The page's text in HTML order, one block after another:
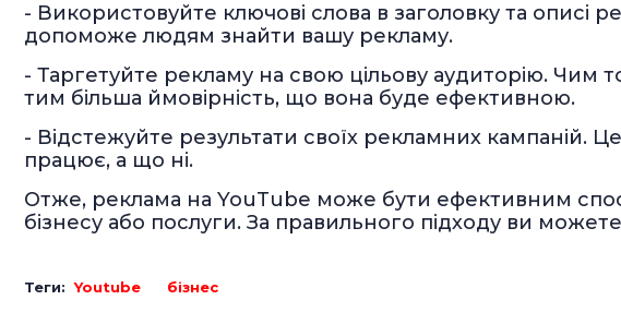
- Використовуйте ключові слова в заголовку та описі
допоможе людям знайти вашу рекламу.
- Таргетуйте рекламу на свою цільову аудиторію. Чим
тим більша ймовірність, що вона буде ефективною.
- Відстежуйте результати своїх рекламних кампаній.
працює, а що ні.
Отже, реклама на YouTube може бути ефективним
бізнесу або послуги. За правильного підходу ви
Теги:Youtube бізнес